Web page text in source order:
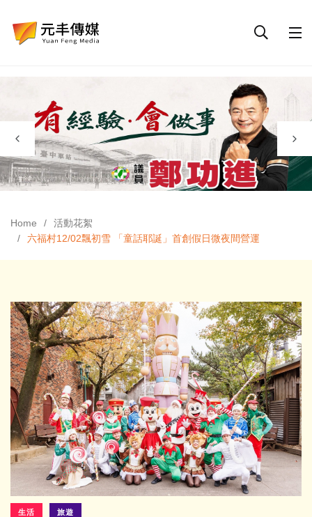
Home
活動花絮
六福村12/02飄初雪 「童話耶誕」首創假日微夜間營運
生活 旅遊